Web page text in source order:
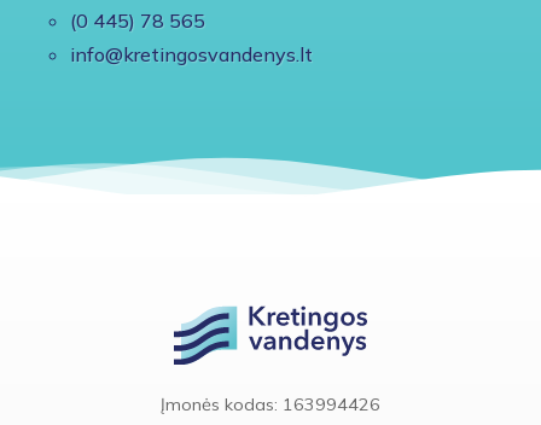
(0 445) 78 565
info@kretingosvandenys.lt
Įmonės kodas: 163994426